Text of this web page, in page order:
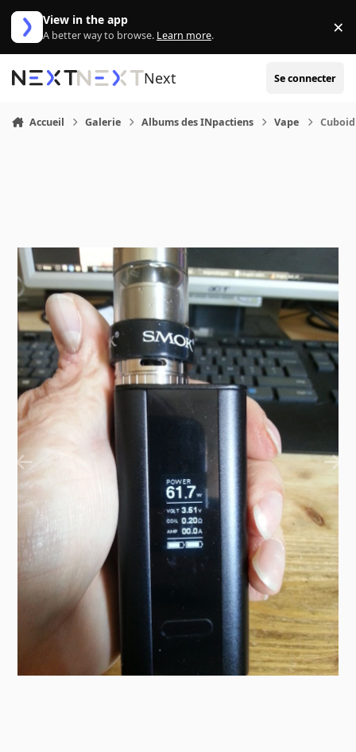
Aller au contenu
View in the app
A better way to browse. Learn more. ×
Next Se connecter
Accueil Galerie Albums des INpactiens Vape Cuboid